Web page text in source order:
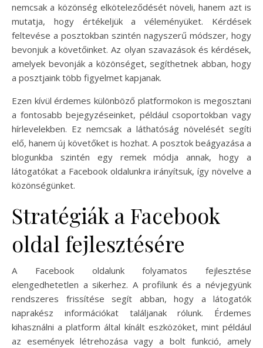
nemcsak a közönség elköteleződését növeli, hanem azt is
mutatja, hogy értékeljük a véleményüket. Kérdések
feltevése a posztokban szintén nagyszerű módszer, hogy
bevonjuk a követőinket. Az olyan szavazások és kérdések,
amelyek bevonják a közönséget, segíthetnek abban, hogy
a posztjaink több figyelmet kapjanak.
Ezen kívül érdemes különböző platformokon is megosztani
a fontosabb bejegyzéseinket, például csoportokban vagy
hírlevelekben. Ez nemcsak a láthatóság növelését segíti
elő, hanem új követőket is hozhat. A posztok beágyazása a
blogunkba szintén egy remek módja annak, hogy a
látogatókat a Facebook oldalunkra irányítsuk, így növelve a
közönségünket.
Stratégiák a Facebook
oldal fejlesztésére
A Facebook oldalunk folyamatos fejlesztése
elengedhetetlen a sikerhez. A profilunk és a névjegyünk
rendszeres frissítése segít abban, hogy a látogatók
naprakész információkat találjanak rólunk. Érdemes
kihasználni a platform által kínált eszközöket, mint például
az események létrehozása vagy a bolt funkció, amely